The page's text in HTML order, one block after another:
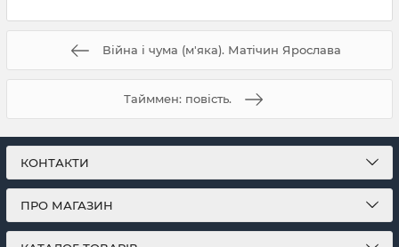
Війна і чума (м'яка). Матічин Ярослава
Тайммен: повість.
КОНТАКТИ
ПРО МАГАЗИН